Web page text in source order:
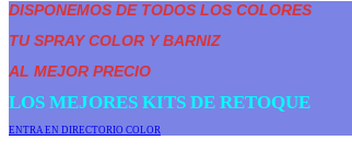
DISPONEMOS DE TODOS LOS COLORES
TU SPRAY COLOR Y BARNIZ
AL MEJOR PRECIO
LOS MEJORES KITS DE RETOQUE
ENTRA EN DIRECTORIO COLOR